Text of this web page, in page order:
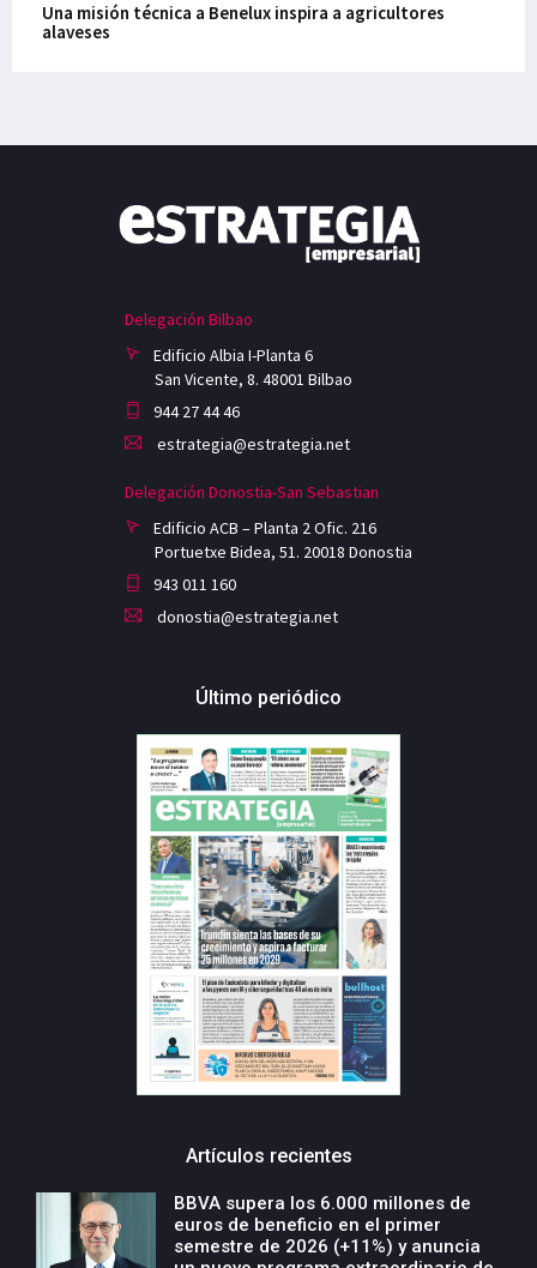
Una misión técnica a Benelux inspira a agricultores
alaveses
Delegación Bilbao
Edificio Albia I-Planta 6
San Vicente, 8. 48001 Bilbao
944 27 44 46
estrategia@estrategia.net
Delegación Donostia-San Sebastian
Edificio ACB – Planta 2 Ofic. 216
Portuetxe Bidea, 51. 20018 Donostia
943 011 160
donostia@estrategia.net
Último periódico
Artículos recientes
BBVA supera los 6.000 millones de
euros de beneficio en el primer
semestre de 2026 (+11%) y anuncia